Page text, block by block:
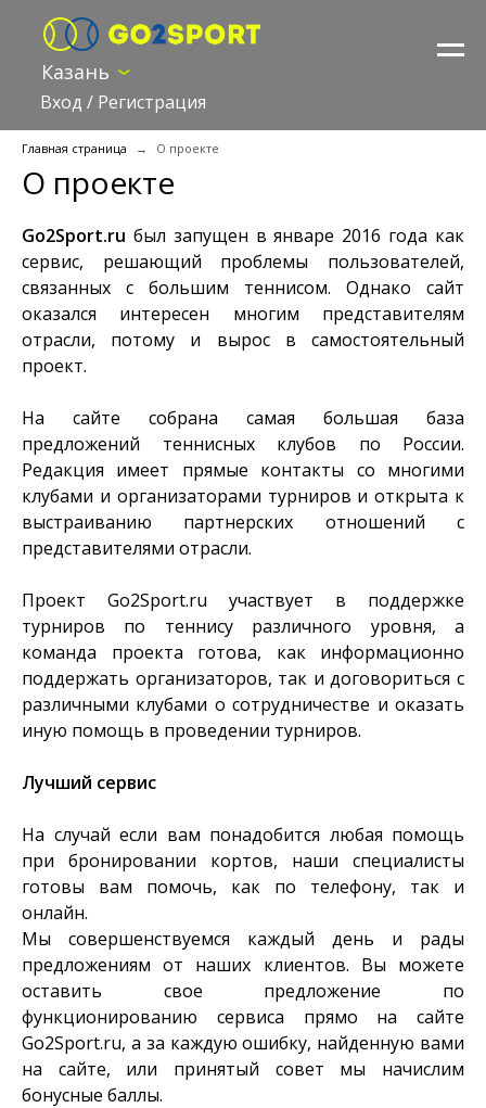
Казань
Вход / Регистрация
Главная страница О проекте
О проекте
Go2Sport.ru был запущен в январе 2016 года как
сервис, решающий проблемы пользователей,
связанных с большим теннисом. Однако сайт
оказался интересен многим представителям
отрасли, потому и вырос в самостоятельный
проект.
На сайте собрана самая большая база
предложений теннисных клубов по России.
Редакция имеет прямые контакты со многими
клубами и организаторами турниров и открыта к
выстраиванию партнерских отношений с
представителями отрасли.
Проект Go2Sport.ru участвует в поддержке
турниров по теннису различного уровня, а
команда проекта готова, как информационно
поддержать организаторов, так и договориться с
различными клубами о сотрудничестве и оказать
иную помощь в проведении турниров.
Лучший сервис
На случай если вам понадобится любая помощь
при бронировании кортов, наши специалисты
готовы вам помочь, как по телефону, так и
онлайн.
Мы совершенствуемся каждый день и рады
предложениям от наших клиентов. Вы можете
оставить свое предложение по
функционированию сервиса прямо на сайте
Go2Sport.ru, а за каждую ошибку, найденную вами
на сайте, или принятый совет мы начислим
бонусные баллы.